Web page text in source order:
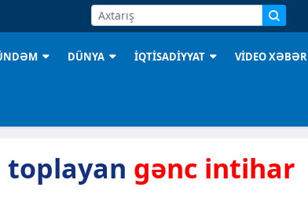
DÜNYA İQTİSADİYYAT VİDEO XƏBƏR
toplayan gənc intihar